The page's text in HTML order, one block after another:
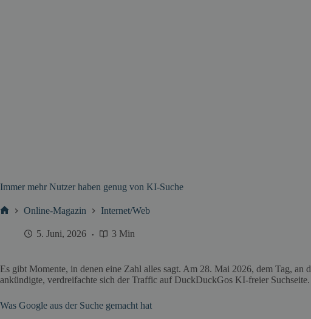
Immer mehr Nutzer haben genug von KI-Suche
Online-Magazin Internet/Web
5. Juni, 2026 3 Min
Es gibt Momente, in denen eine Zahl alles sagt. Am 28. Mai 2026, dem Tag, an
ankündigte, verdreifachte sich der Traffic auf DuckDuckGos KI-freier Suchseite.
Was Google aus der Suche gemacht hat